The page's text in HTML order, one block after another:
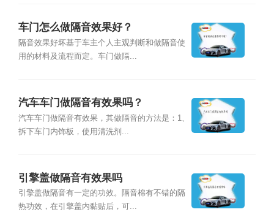
车门怎么做隔音效果好？
隔音效果好坏基于车主个人主观判断和做隔音使
用的材料及流程而定。车门做隔...
汽车车门做隔音有效果吗？
汽车车门做隔音有效果，其做隔音的方法是：1、
拆下车门内饰板，使用清洗剂...
引擎盖做隔音有效果吗
引擎盖做隔音有一定的功效。隔音棉有不错的隔
热功效，在引擎盖内黏贴后，可...